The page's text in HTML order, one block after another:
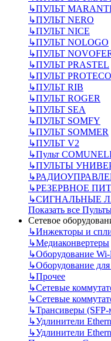
↳ПУЛЬТ
↳ПУЛЬТ NERO
↳ПУЛЬТ NICE
↳ПУЛЬТ NOLOGO
↳ПУЛЬТ
↳ПУЛЬТ PRASTEL
↳ПУЛЬТ PROTECO
↳ПУЛЬТ RIB
↳ПУЛЬТ ROGER
↳ПУЛЬТ SEA
↳ПУЛЬТ SOMFY
↳ПУЛЬТ SOMMER
↳ПУЛЬТ V2
↳Пульт
↳ПУЛЬТЫ
↳
↳РЕЗЕРВНОЕ
↳СИГНАЛЬНЫЕ
Показать все
Сетевое
↳Инжекторы и
↳Медиаконвертеры
↳Оборудование
↳Оборудование
↳Прочее
↳Сетевые
↳Сетевые
↳Трансиверы
↳Удлинители
↳Удлинители